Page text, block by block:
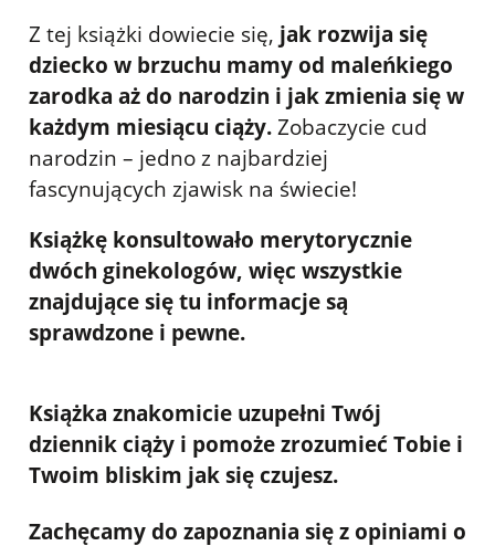
Z tej książki dowiecie się, jak rozwija się
dziecko w brzuchu mamy od maleńkiego
zarodka aż do narodzin i jak zmienia się w
każdym miesiącu ciąży. Zobaczycie cud
narodzin – jedno z najbardziej
fascynujących zjawisk na świecie!
Książkę konsultowało merytorycznie
dwóch ginekologów, więc wszystkie
znajdujące się tu informacje są
sprawdzone i pewne.
Książka znakomicie uzupełni Twój
dziennik ciąży i pomoże zrozumieć Tobie i
Twoim bliskim jak się czujesz.
Zachęcamy do zapoznania się z opiniami o